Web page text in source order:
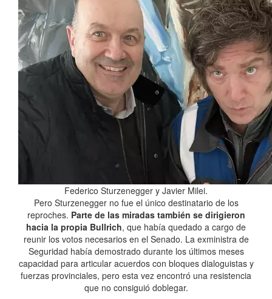
Federico Sturzenegger y Javier Milei.
Pero Sturzenegger no fue el único destinatario de los
reproches. Parte de las miradas también se dirigieron
hacia la propia Bullrich, que había quedado a cargo de
reunir los votos necesarios en el Senado. La exministra de
Seguridad había demostrado durante los últimos meses
capacidad para articular acuerdos con bloques dialoguistas y
fuerzas provinciales, pero esta vez encontró una resistencia
que no consiguió doblegar.